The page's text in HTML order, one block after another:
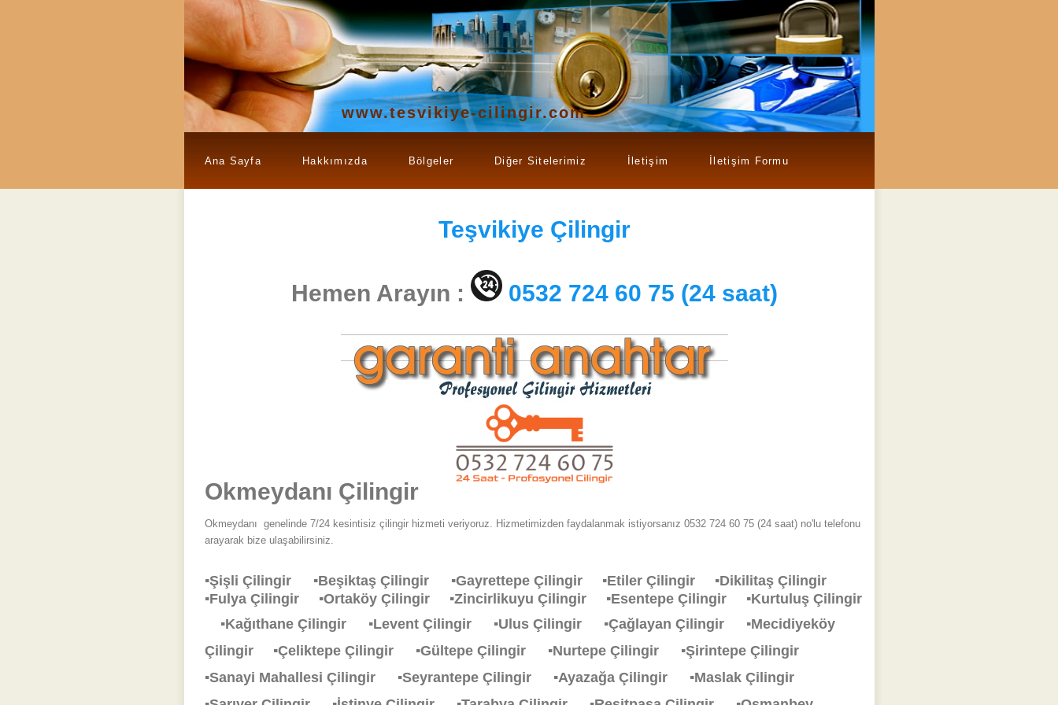
www.tesvikiye-cilingir.com
Ana Sayfa Hakkımızda Bölgeler Diğer Sitelerimiz İletişim İletişim Formu
Teşvikiye Çilingir
Hemen Arayın : 0532 724 60 75 (24 saat)
Okmeydanı Çilingir
Okmeydanı genelinde 7/24 kesintisiz çilingir hizmeti veriyoruz. Hizmetimizden faydalanmak istiyorsanız 0532 724 60 75 (24 saat) no'lu telefonu
arayarak bize ulaşabilirsiniz.
▪Şişli Çilingir ▪Beşiktaş Çilingir ▪Gayrettepe Çilingir ▪Etiler Çilingir ▪Dikilitaş Çilingir
▪Fulya Çilingir ▪Ortaköy Çilingir ▪Zincirlikuyu Çilingir ▪Esentepe Çilingir ▪Kurtuluş Çilingir
▪Kağıthane Çilingir
▪Levent Çilingir ▪Ulus Çilingir ▪Çağlayan Çilingir
▪Mecidiyeköy
Çilingir ▪Çeliktepe Çilingir ▪Gültepe Çilingir ▪Nurtepe Çilingir
▪Şirintepe Çilingir
▪Sanayi Mahallesi Çilingir
▪Seyrantepe Çilingir ▪Ayazağa Çilingir
▪Maslak Çilingir